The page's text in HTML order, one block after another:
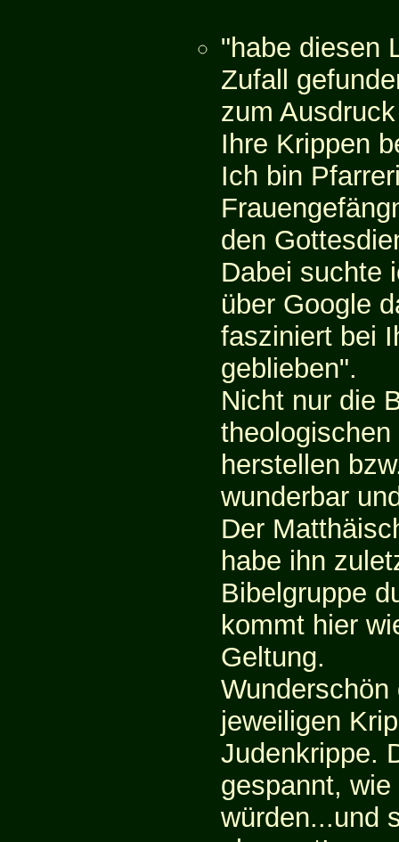
"habe diesen
Zufall
zum
Ihre Krippen
Ich bin
den
Dabei suchte
über Google
fasziniert bei
geblieben".
Nicht nur die
herstellen
wunderbar
Der
habe ihn
Bibelgruppe
kommt hier
Geltung.
jeweiligen
Judenkrippe.
gespannt,
würden...und